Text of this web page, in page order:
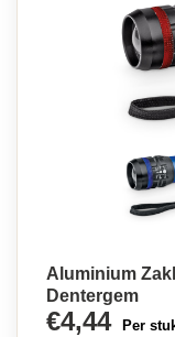
Aluminium
Dentergem
€4,44 Per